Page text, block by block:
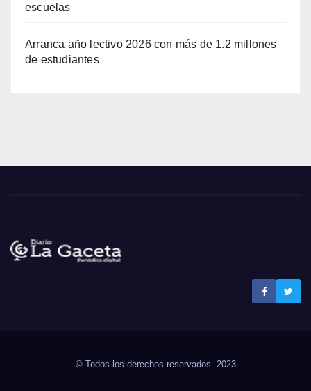
escuelas
Arranca año lectivo 2026 con más de 1.2 millones
de estudiantes
© Todos los derechos reservados. 2023